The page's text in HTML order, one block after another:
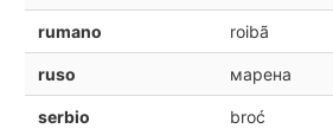
rumano roibã
ruso марена
serbio broć